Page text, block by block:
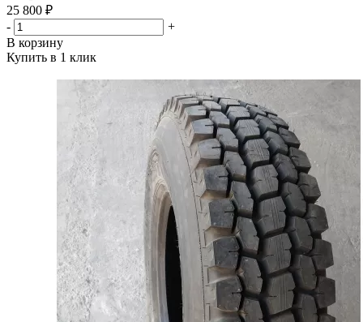
25 800 ₽
-
+
В корзину
Купить в 1 клик